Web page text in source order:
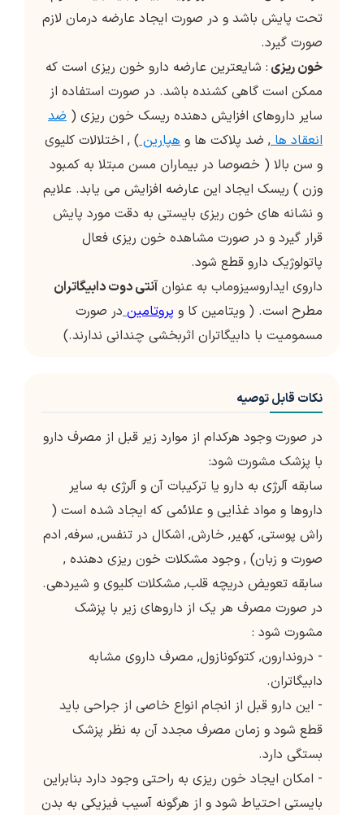
تحت پایش باشد و در صورت ایجاد عارضه درمان لازم
صورت گیرد.
خون ریزی : شایعترین عارضه دارو خون ریزی است که
ممکن است گاهی کشنده باشد. در صورت استفاده از
سایر داروهای افزایش دهنده ریسک خون ریزی ( ضد
انعقاد ها, ضد پلاکت ها و هپارین) , اختلالات کلیوی
و سن بالا ( خصوصا در بیماران مسن مبتلا به کمبود
وزن ) ریسک ایجاد این عارضه افزایش می یابد. علایم
و نشانه های خون ریزی بایستی به دقت مورد پایش
قرار گیرد و در صورت مشاهده خون ریزی فعال
پاتولوژیک دارو قطع شود.
داروی ایداروسیزوماب به عنوان آنتی دوت دابیگاتران
مطرح است. ( ویتامین کا و پروتامین در صورت
مسمومیت با دابیگاتران اثربخشی چندانی ندارند.)
نکات قابل توصیه
در صورت وجود هرکدام از موارد زیر قبل از مصرف دارو
با پزشک مشورت شود:
سابقه آلرژی به دارو یا ترکیبات آن و آلرژی به سایر
داروها و مواد غذایی و علائمی که ایجاد شده است (
راش پوستی, کهیر, خارش, اشکال در تنفس, سرفه, ادم
صورت و زبان) , وجود مشکلات خون ریزی دهنده ,
سابقه تعویض دریچه قلب, مشکلات کلیوی و شیردهی.
در صورت مصرف هر یک از داروهای زیر با پزشک
مشورت شود :
- دروندارون, کتوکونازول, مصرف داروی مشابه
دابیگاتران.
- این دارو قبل از انجام انواع خاصی از جراحی باید
قطع شود و زمان مصرف مجدد آن به نظر پزشک
بستگی دارد.
- امکان ایجاد خون ریزی به راحتی وجود دارد بنابراین
بایستی احتیاط شود و از هرگونه آسیب فیزیکی به بدن